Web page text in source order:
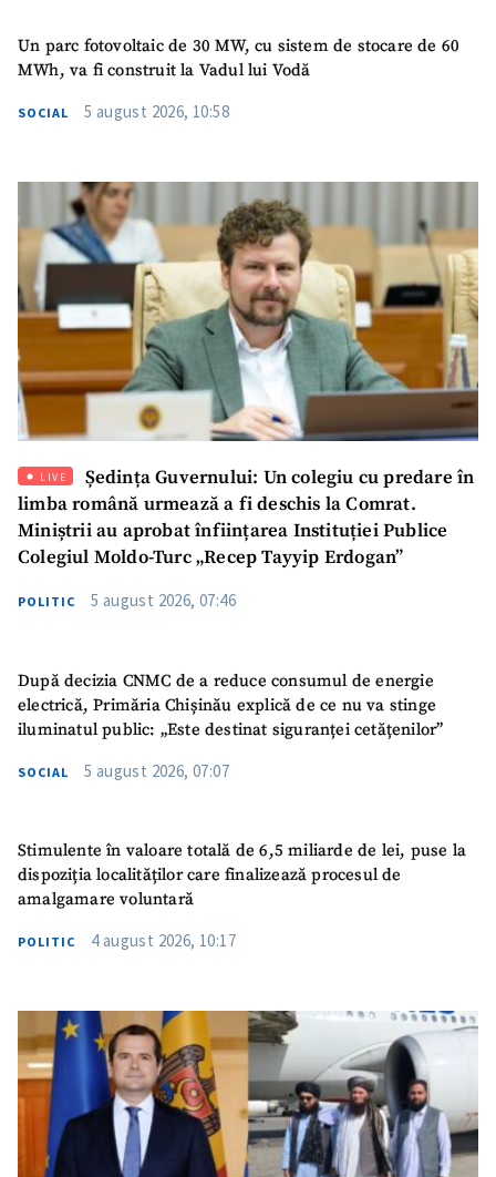
SUSȚINE
Un parc fotovoltaic de 30 MW, cu sistem de stocare de 60
MWh, va fi construit la Vadul lui Vodă
SOCIAL 5 august 2026, 10:58
LIVE
Ședința Guvernului: Un colegiu cu predare în
limba română urmează a fi deschis la Comrat.
Miniștrii au aprobat înființarea Instituției Publice
Colegiul Moldo-Turc „Recep Tayyip Erdogan”
POLITIC 5 august 2026, 07:46
După decizia CNMC de a reduce consumul de energie
electrică, Primăria Chișinău explică de ce nu va stinge
iluminatul public: „Este destinat siguranței cetățenilor”
SOCIAL 5 august 2026, 07:07
Stimulente în valoare totală de 6,5 miliarde de lei, puse la
dispoziția localităților care finalizează procesul de
amalgamare voluntară
POLITIC 4 august 2026, 10:17
Mesajul știrei
+ Mesajul știrei
CONTACT SURSĂ
Sursă anonimă
Nume+ Numele meu
Email+ Emailul meu
Telefon
+ Telefon personal
Am citit și sunt de
TRIMITE ȘTIREA